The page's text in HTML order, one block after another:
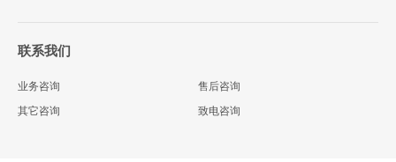
联系我们
业务咨询
售后咨询
其它咨询
致电咨询